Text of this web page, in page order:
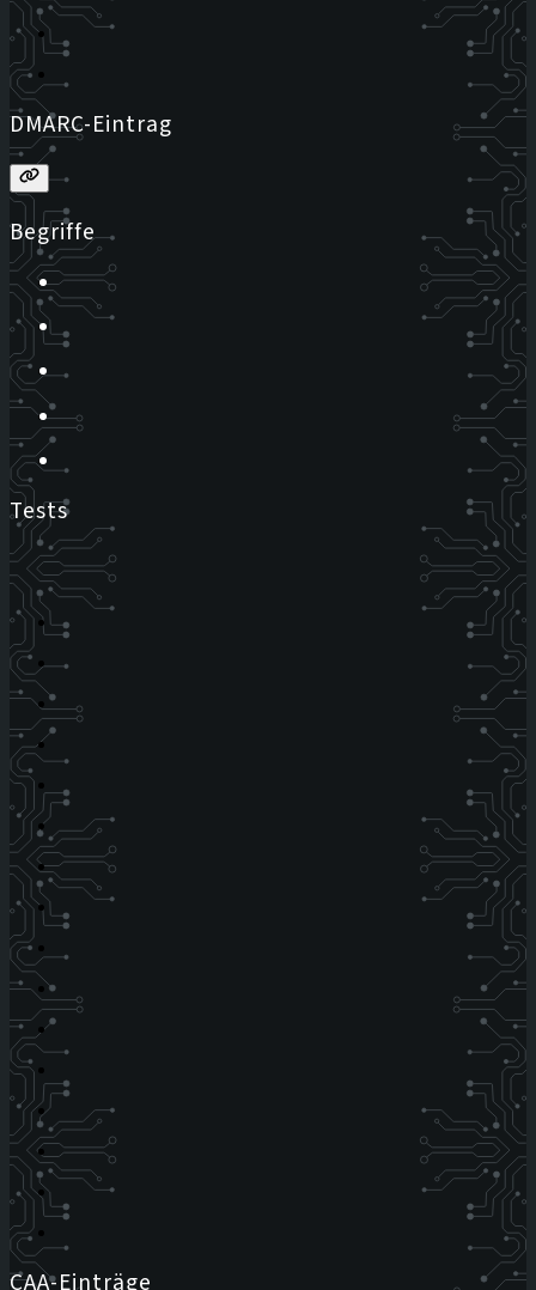
DMARC-Eintrag
Begriffe
Tests
CAA-Einträge